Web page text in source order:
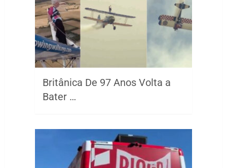
Britânica De 97 Anos Volta a
Bater …